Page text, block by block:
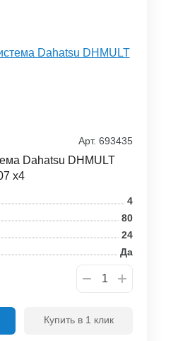
Арт. 693435
Dahatsu DHMULT
x4
4
80
24
Да
Купить в 1 клик